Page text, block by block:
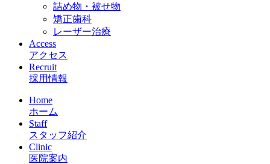
詰め物・被せ物
矯正歯科
レーザー治療
Access
アクセス
Recruit
採用情報
Home
ホーム
Staff
スタッフ紹介
Clinic
医院案内